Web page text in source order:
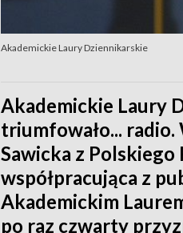
Akademickie Laury Dziennikarskie
Akademickie Laury
triumfowało... radio.
Sawicka z
współpracująca z
Akademickim
po raz czwarty